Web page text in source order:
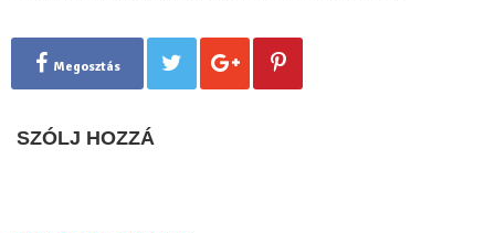
Megosztás
SZÓLJ HOZZÁ